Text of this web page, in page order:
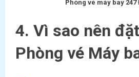
Phòng vé máy bay 247
4. Vì sao nên
Phòng vé Máy